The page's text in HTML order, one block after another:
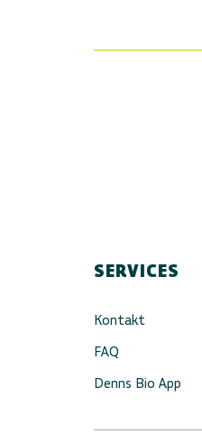
SERVICES
Kontakt
FAQ
Denns Bio App